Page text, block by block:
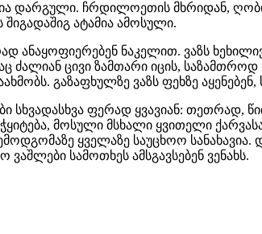
დარგული. ჩრდილოეთის მხრიდან,
ატამია ამოსული.
ანაყოფიერებენ ნაკელით. ვაზს
ძალიან ცივი ზამთარი იცის, საზამთროდ
გაზაფხულზე ვაზს ფეხზე აყენებენ,
სხვადასხვა ფერად ყვავიან:
მოსული მსხალი ყვითელი
ყველაზე საუცხოო
სამოთხეს ამსგავსებენ ვენახს.